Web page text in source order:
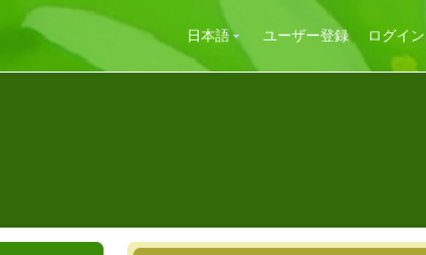
日本語 ユーザー登録 ログイン